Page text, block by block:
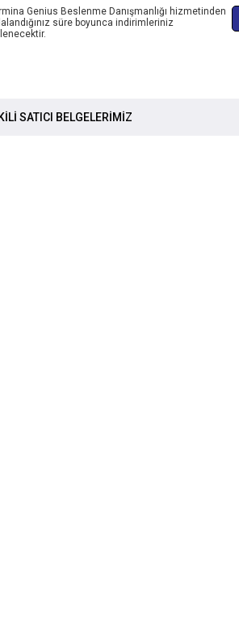
Genius Beslenme Danışmanlığı hizmetinden
süre boyunca indirimleriniz
SATICI BELGELERİMİZ